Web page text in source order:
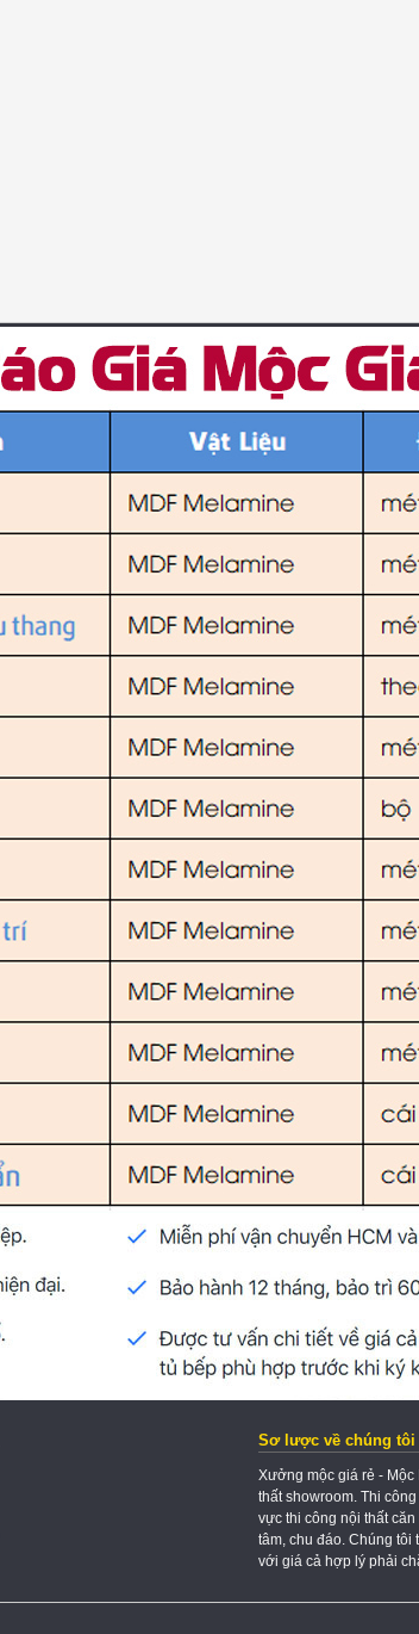
Sơ lược về chúng tôi
Xưởng mộc giá rẻ - Mộc
thất showroom. Thi
vực thi công nội thất
tâm, chu đáo. Chúng tôi
với giá cả hợp lý phải